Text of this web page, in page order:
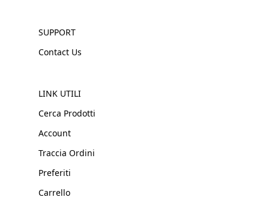
SUPPORT
Contact Us
LINK UTILI
Cerca Prodotti
Account
Traccia Ordini
Preferiti
Carrello